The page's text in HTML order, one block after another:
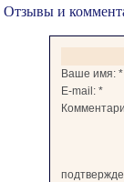
Отзывы и
Ваше имя: *
E-mail: *